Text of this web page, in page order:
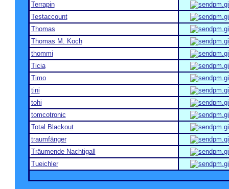
Terrapin
Testaccount
Thomas
Thomas M. Koch
thommi
Ticia
Timo
tini
tohi
tomcotronic
Total Blackout
traumfänger
Träumende Nachtigall
Tueichler